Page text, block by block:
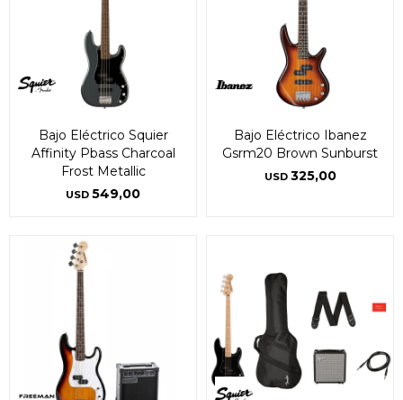
Bajo Eléctrico Squier
Affinity Pbass Charcoal
Frost Metallic
USD 549,00
Bajo Eléctrico Ibanez
Gsrm20 Brown Sunburst
USD 325,00